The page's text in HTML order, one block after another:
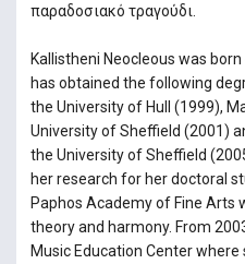
παραδοσιακό τραγούδι.
Kallistheni Neocleous was
has obtained the following
the University of Hull (1999),
University of Sheffield (2001)
the University of Sheffield
her research for her doctoral
Paphos Academy of Fine Arts
theory and harmony. From
Music Education Center